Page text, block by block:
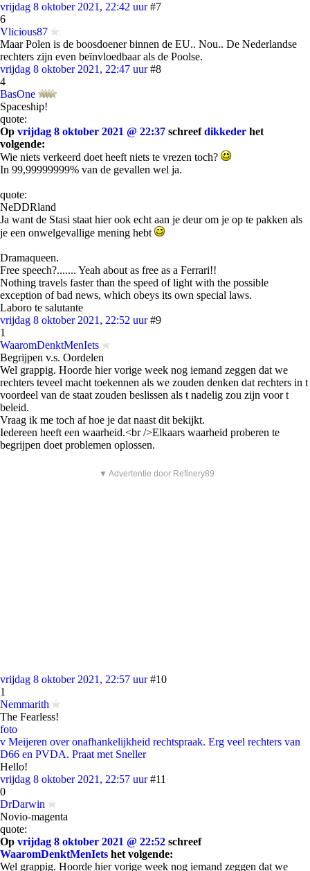
vrijdag 8 oktober 2021, 22:42 uur #7
6
Vlicious87
Maar Polen is de boosdoener binnen de EU.. Nou.. De Nederlandse
rechters zijn even beïnvloedbaar als de Poolse.
vrijdag 8 oktober 2021, 22:47 uur #8
4
BasOne
Spaceship!
quote:
Op vrijdag 8 oktober 2021 @ 22:37 schreefdikkeder het
volgende:
Wie niets verkeerd doet heeft niets te vrezen toch?
In 99,99999999% van de gevallen wel ja.
quote:
NeDDRland
Ja want de Stasi staat hier ook echt aan je deur om je op te pakken als
je een onwelgevallige mening hebt
Dramaqueen.
Free speech?....... Yeah about as free as a Ferrari!!
Nothing travels faster than the speed of light with the possible
exception of bad news, which obeys its own special laws.
Laboro te salutante
vrijdag 8 oktober 2021, 22:52 uur #9
1
WaaromDenktMenIets
Begrijpen v.s. Oordelen
Wel grappig. Hoorde hier vorige week nog iemand zeggen dat we
rechters teveel macht toekennen als we zouden denken dat rechters in t
voordeel van de staat zouden beslissen als t nadelig zou zijn voor t
beleid.
Vraag ik me toch af hoe je dat naast dit bekijkt.
Iedereen heeft een waarheid.<br />Elkaars waarheid proberen te
begrijpen doet problemen oplossen.
▼ Advertentie door Refinery89
vrijdag 8 oktober 2021, 22:57 uur #10
1
Nemmarith
The Fearless!
foto
v Meijeren over onafhankelijkheid rechtspraak. Erg veel rechters van
D66 en PVDA. Praat met Sneller
Hello!
vrijdag 8 oktober 2021, 22:57 uur #11
0
DrDarwin
Novio-magenta
quote:
Op vrijdag 8 oktober 2021 @ 22:52 schreef
WaaromDenktMenIets het volgende:
Wel grappig. Hoorde hier vorige week nog iemand zeggen dat we